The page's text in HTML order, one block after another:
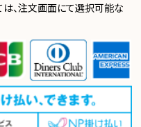
、注文画面にて選択可能な